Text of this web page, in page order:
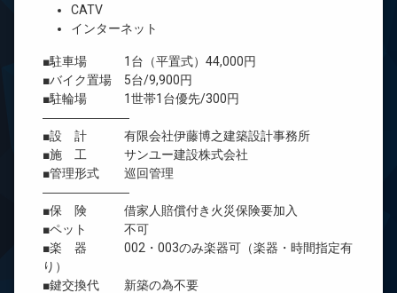
CATV
インターネット
■駐車場 1台（平置式）44,000円
■バイク置場 5台/9,900円
■駐輪場 1世帯1台優先/300円
―――――――
■設 計 有限会社伊藤博之建築設計事務所
■施 工 サンユー建設株式会社
■管理形式 巡回管理
―――――――
■保 険 借家人賠償付き火災保険要加入
■ペット 不可
■楽 器 002・003のみ楽器可（楽器・時間指定有
り）
■鍵交換代 新築の為不要